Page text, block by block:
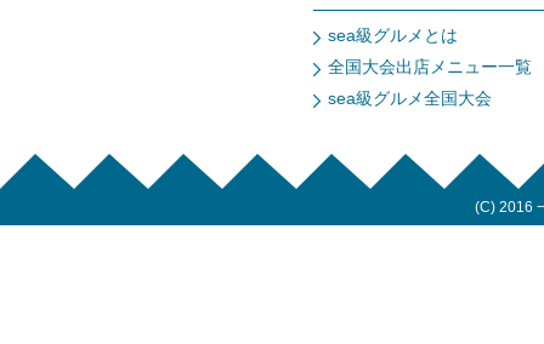
sea級グルメとは
全国大会出店メニュー一覧
sea級グルメ全国大会
(C) 2016